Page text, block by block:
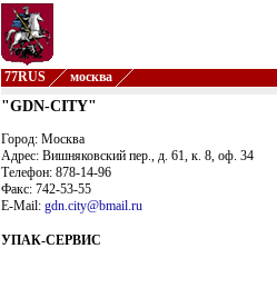
77RUS москва
"GDN-CITY"
Город: Москва
Адрес: Вишняковский пер., д. 61, к. 8, оф. 34
Телефон: 878-14-96
Факс: 742-53-55
E-Mail: gdn.city@bmail.ru
УПАК-СЕРВИС